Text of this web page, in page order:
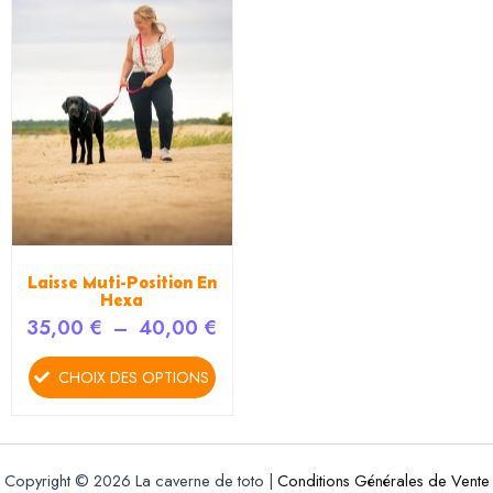
Laisse Muti-Position En
Hexa
35,00 € – 40,00 €
CHOIX DES OPTIONS
plusieurs
variations.
Les
options
peuvent
être
choisies
la
page
du
produit
Copyright © 2026 La caverne de toto | Conditions Générales de Vente